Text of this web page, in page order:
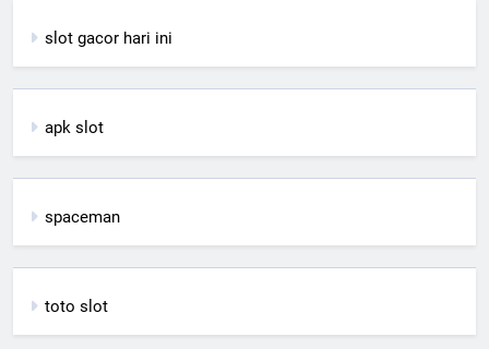
slot gacor hari ini
apk slot
spaceman
toto slot